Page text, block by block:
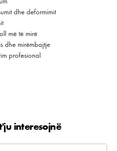
dhe deformimit
më të mirë
dhe mirëmbajtje
profesional
interesojnë